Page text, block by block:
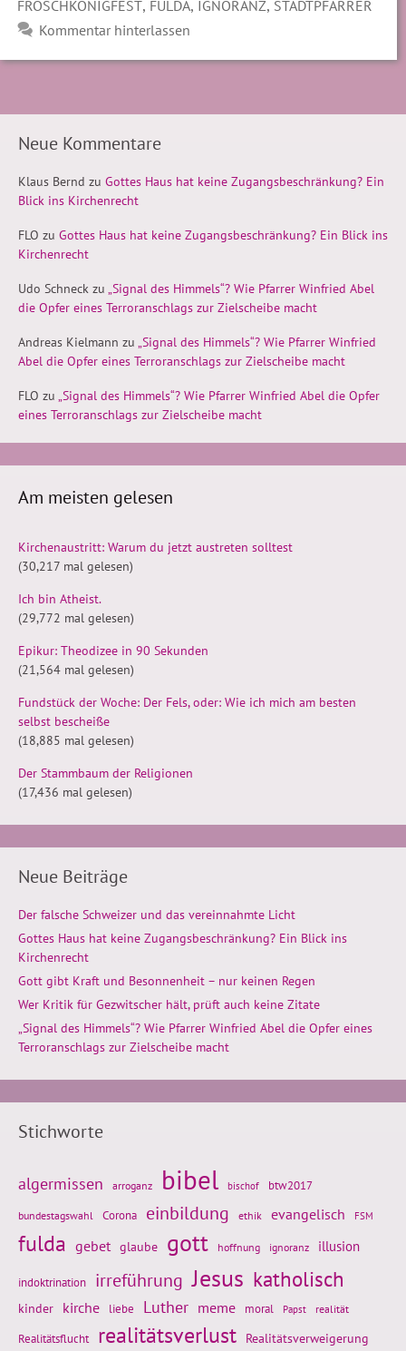
FROSCHKÖNIGFEST, FULDA, IGNORANZ, STADTPFARRER
Kommentar hinterlassen
Neue Kommentare
Klaus Bernd zu Gottes Haus hat keine Zugangsbeschränkung? Ein
Blick ins Kirchenrecht
FLO zu Gottes Haus hat keine Zugangsbeschränkung? Ein Blick ins
Kirchenrecht
Udo Schneck zu „Signal des Himmels“? Wie Pfarrer Winfried Abel
die Opfer eines Terroranschlags zur Zielscheibe macht
Andreas Kielmann zu „Signal des Himmels“? Wie Pfarrer Winfried
Abel die Opfer eines Terroranschlags zur Zielscheibe macht
FLO zu „Signal des Himmels“? Wie Pfarrer Winfried Abel die Opfer
eines Terroranschlags zur Zielscheibe macht
Am meisten gelesen
Kirchenaustritt: Warum du jetzt austreten solltest
(30,217 mal gelesen)
Ich bin Atheist.
(29,772 mal gelesen)
Epikur: Theodizee in 90 Sekunden
(21,564 mal gelesen)
Fundstück der Woche: Der Fels, oder: Wie ich mich am besten
selbst bescheiße
(18,885 mal gelesen)
Der Stammbaum der Religionen
(17,436 mal gelesen)
Neue Beiträge
Der falsche Schweizer und das vereinnahmte Licht
Gottes Haus hat keine Zugangsbeschränkung? Ein Blick ins
Kirchenrecht
Gott gibt Kraft und Besonnenheit – nur keinen Regen
Wer Kritik für Gezwitscher hält, prüft auch keine Zitate
„Signal des Himmels“? Wie Pfarrer Winfried Abel die Opfer eines
Terroranschlags zur Zielscheibe macht
Stichworte
algermissen arroganz bibel bischof btw2017
bundestagswahl Corona einbildung ethik evangelisch FSM
fulda gebet glaube gott hoffnung ignoranz illusion
indoktrination irreführung Jesus katholisch
kinder kirche liebe Luther meme moral Papst realität
Realitätsflucht realitätsverlust Realitätsverweigerung